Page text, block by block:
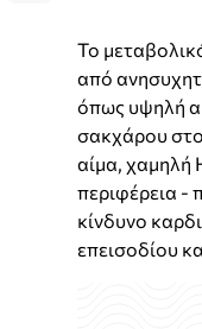
Το
από
όπως υψηλή
σακχάρου στο
αίμα, χαμηλή
περιφέρεια -
κίνδυνο
επεισοδίου